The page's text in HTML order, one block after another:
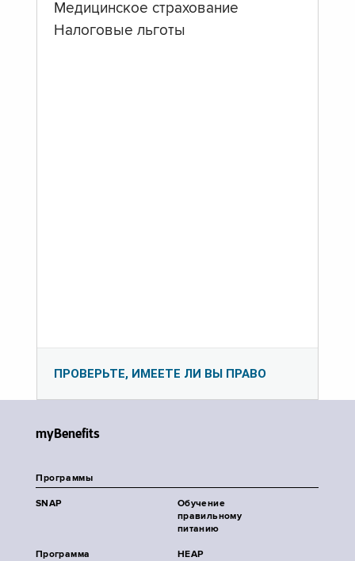
Медицинское страхование
Налоговые льготы
ПРОВЕРЬТЕ, ИМЕЕТЕ ЛИ ВЫ ПРАВО
myBenefits
Программы
SNAP
Обучение
правильному
питанию
Программа
HEAP